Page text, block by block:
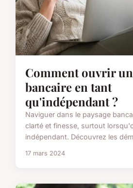
Comment ouvrir
bancaire en tant
qu'indépendant ?
Naviguer dans le paysage
clarté et finesse, surtout
indépendant. Découvrez les
17 mars 2024